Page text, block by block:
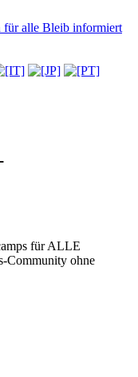
für alle Bleib informiert
für ALLE
Community ohne